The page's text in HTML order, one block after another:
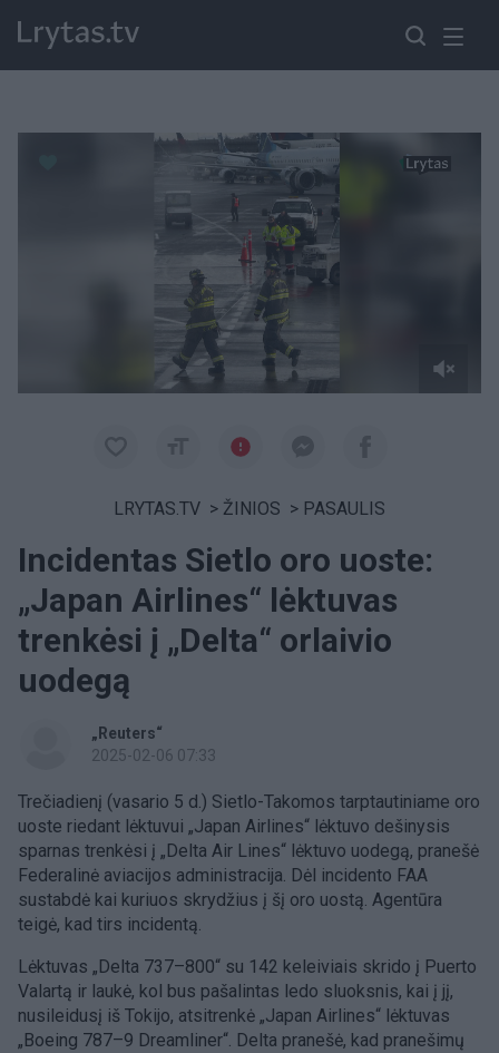
LRYTAS.TV > ŽINIOS > PASAULIS
Incidentas Sietlo oro uoste:
„Japan Airlines“ lėktuvas
trenkėsi į „Delta“ orlaivio
uodegą
„Reuters“
2025-02-06 07:33
Trečiadienį (vasario 5 d.) Sietlo-Takomos tarptautiniame oro
uoste riedant lėktuvui „Japan Airlines“ lėktuvo dešinysis
sparnas trenkėsi į „Delta Air Lines“ lėktuvo uodegą, pranešė
Federalinė aviacijos administracija. Dėl incidento FAA
sustabdė kai kuriuos skrydžius į šį oro uostą. Agentūra
teigė, kad tirs incidentą.
Lėktuvas „Delta 737–800“ su 142 keleiviais skrido į Puerto
Valartą ir laukė, kol bus pašalintas ledo sluoksnis, kai į jį,
nusileidusį iš Tokijo, atsitrenkė „Japan Airlines“ lėktuvas
„Boeing 787–9 Dreamliner“. Delta pranešė, kad pranešimų